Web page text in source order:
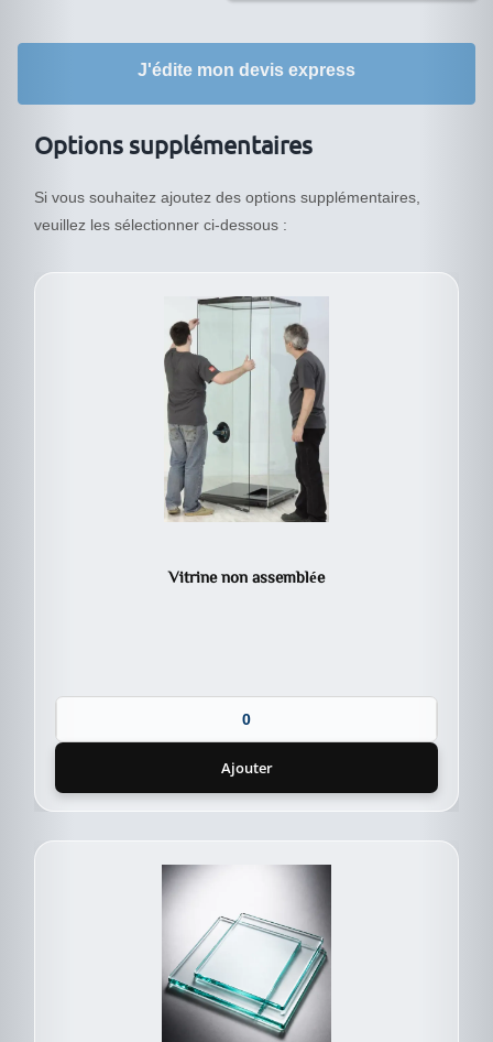
Vitrine
avec
bandeaux
8053MVA
J'édite mon devis express
Options supplémentaires
Si vous souhaitez ajoutez des options supplémentaires,
veuillez les sélectionner ci-dessous :
Vitrine non assemblée
Ajouter